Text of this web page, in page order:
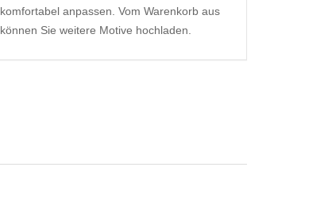
komfortabel anpassen. Vom Warenkorb aus
können Sie weitere Motive hochladen.